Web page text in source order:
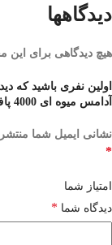
دیدگاهها
هیچ دیدگاهی برای
اولین نفری باشید که
آدامس میوه ای 4000 پاف فیبی”
نشانی ایمیل شما
*
امتیاز شما
دیدگاه شما *